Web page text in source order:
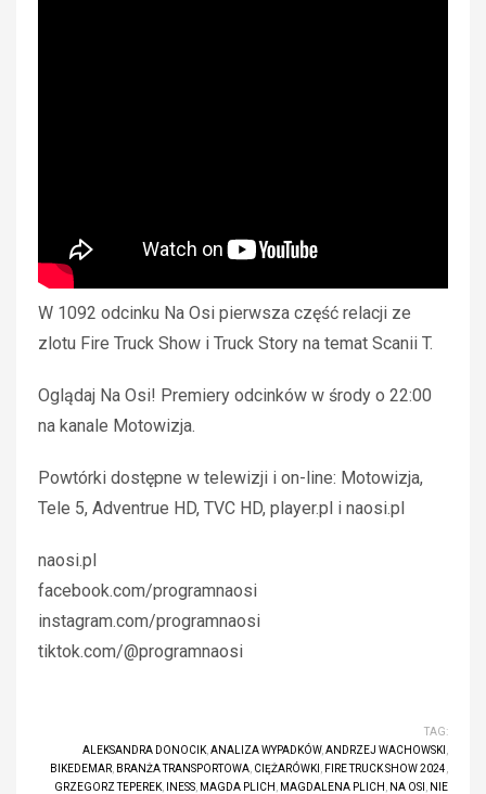
W 1092 odcinku Na Osi pierwsza część relacji ze
zlotu Fire Truck Show i Truck Story na temat Scanii T.
Oglądaj Na Osi! Premiery odcinków w środy o 22:00
na kanale Motowizja.
Powtórki dostępne w telewizji i on-line: Motowizja,
Tele 5, Adventrue HD, TVC HD, player.pl i naosi.pl
naosi.pl
facebook.com/programnaosi
instagram.com/programnaosi
tiktok.com/@programnaosi
TAG:
ALEKSANDRA DONOCIK ANALIZA WYPADKÓW, ANDRZEJ WACHOWSKI
BIKEDEMAR BRANŻA TRANSPORTOWA CIĘŻARÓWKI FIRE TRUCK SHOW 2024
GRZEGORZ TEPEREK
INESS MAGDA PLICH MAGDALENA PLICH NA OSI
NIE